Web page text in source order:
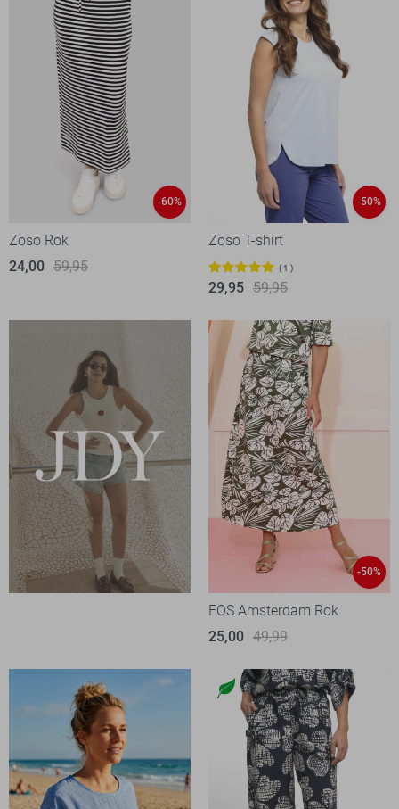
-60%
Zoso Rok
24,00 59,95
-50%
Zoso T-shirt
1
29,95 59,95
-50%
FOS Amsterdam Rok
25,00 49,99